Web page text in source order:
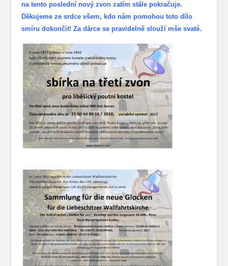
na tento poslední nový zvon zatím stále pokračuje.
Děkujeme ze srdce všem, kdo nám pomohou toto dílo
smíru dokončit! Za dárce se pravidelně slouží mše svaté.